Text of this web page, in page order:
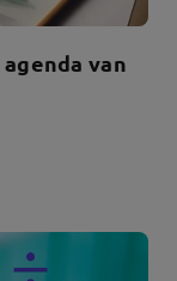
van